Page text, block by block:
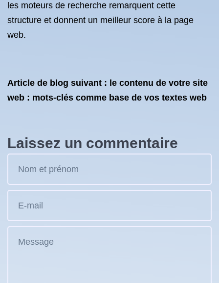
les moteurs de recherche remarquent cette
structure et donnent un meilleur score à la page
web.
Article de blog suivant : le contenu de votre site
web : mots-clés comme base de vos textes web
Laissez un commentaire